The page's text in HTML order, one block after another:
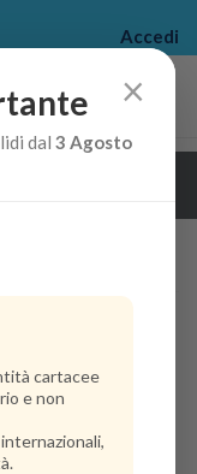
>
Accedi
×
dal3 Agosto
cartacee
e non